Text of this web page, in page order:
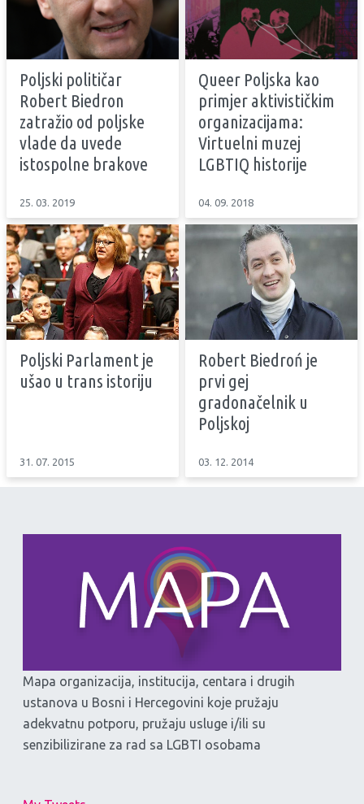
Poljski političar
Robert Biedron
zatražio od poljske
vlade da uvede
istospolne brakove
25. 03. 2019
Queer Poljska kao
primjer aktivističkim
organizacijama:
Virtuelni muzej
LGBTIQ historije
04. 09. 2018
Poljski Parlament je
ušao u trans istoriju
31. 07. 2015
Robert Biedroń je
prvi gej
gradonačelnik u
Poljskoj
03. 12. 2014
Mapa organizacija, institucija, centara i drugih
ustanova u Bosni i Hercegovini koje pružaju
adekvatnu potporu, pružaju usluge i/ili su
senzibilizirane za rad sa LGBTI osobama